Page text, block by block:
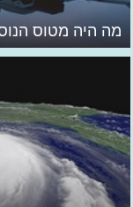
מה היה מטוס